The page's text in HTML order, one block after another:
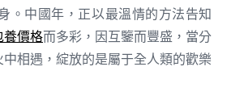
。中國年，正以最溫情的方法告知
養價格而多彩，因互鑒而豐盛，當分
相遇，綻放的是屬于全人類的歡樂